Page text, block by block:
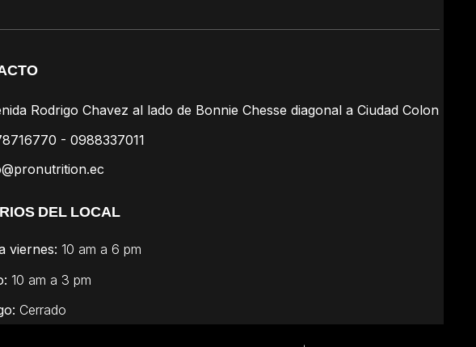
Rodrigo Chavez al lado de Bonnie Chesse diagonal a Ciudad Colon
- 0988337011
DEL LOCAL
viernes: 10 am a 6 pm
10 am a 3 pm
Cerrado